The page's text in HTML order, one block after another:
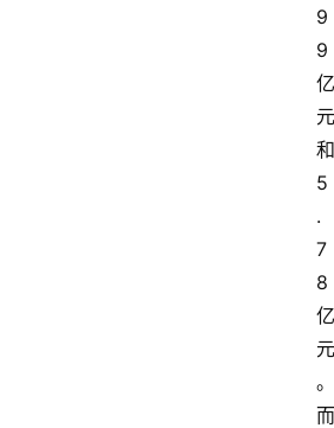
9
9
亿
元
和
5
.
7
8
亿
元
。
而